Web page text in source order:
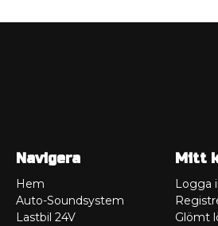
Navigera
Hem
Auto-Soundsystem
Lastbil 24V
Mitt
Logga
Glömt